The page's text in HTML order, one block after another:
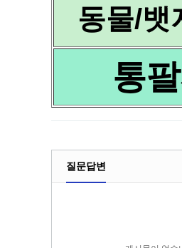
동물/뱃
통
질문답변